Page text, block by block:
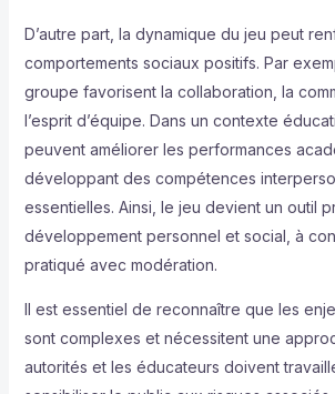
D’autre part, la dynamique du jeu peut
comportements sociaux positifs. Par
groupe favorisent la collaboration, la
l’esprit d’équipe. Dans un contexte
peuvent améliorer les performances
développant des compétences
essentielles. Ainsi, le jeu devient un outil
développement personnel et social, à
pratiqué avec modération.
Il est essentiel de reconnaître que les
sont complexes et nécessitent une
autorités et les éducateurs doivent